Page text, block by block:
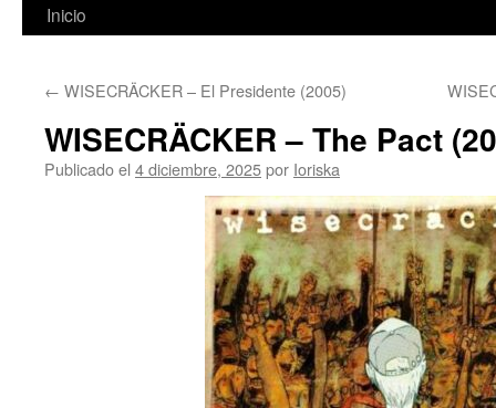
Inicio
← WISECRÄCKER – El Presidente (2005)
WISECRÄCKER – The Pact
Publicado el 4 diciembre, 2025por Ioriska